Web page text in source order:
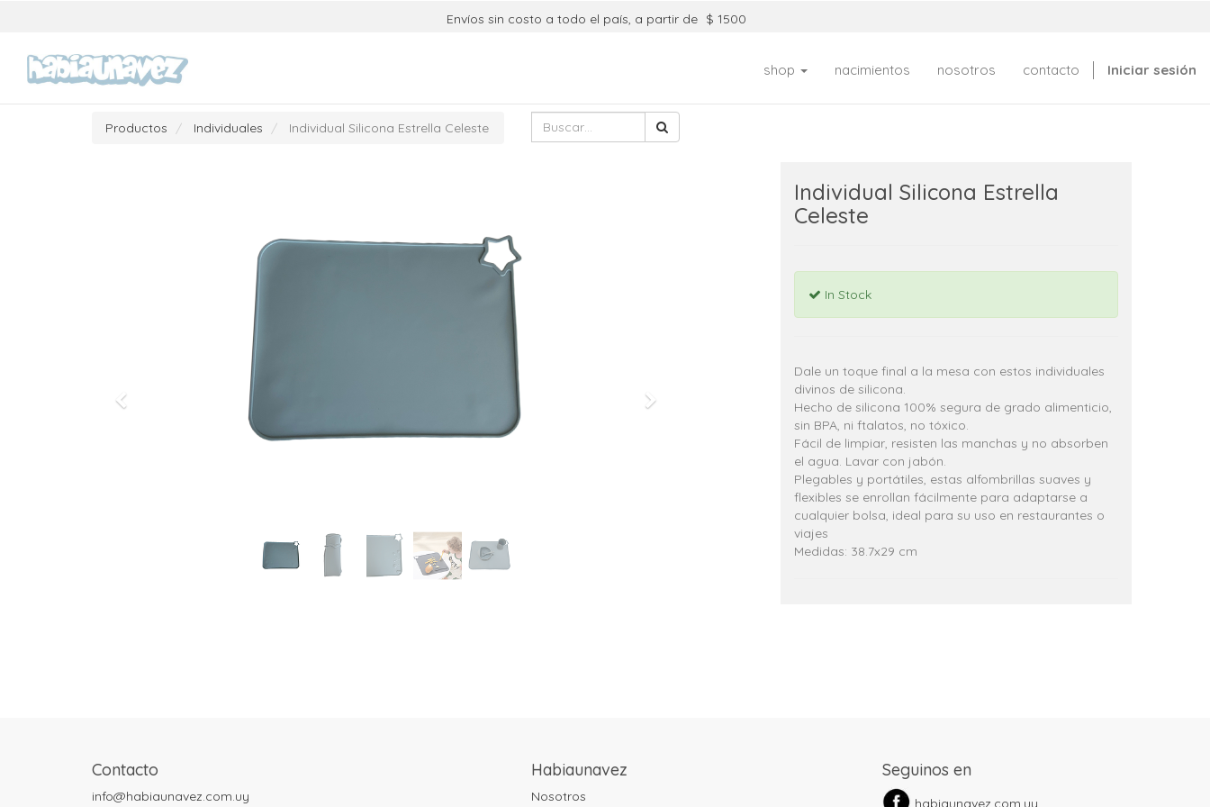
Envíos sin costo a todo el país, a partir de $ 1500
shop nacimientos nosotros contacto Iniciar sesión
Productos Individuales Individual Silicona Estrella Celeste
Next
Individual Silicona Estrella
Celeste
In Stock
Dale un toque final a la mesa con estos individuales
divinos de silicona.
Hecho de silicona 100% segura de grado alimenticio,
sin BPA, ni ftalatos, no tóxico.
Fácil de limpiar, resisten las manchas y no absorben
el agua. Lavar con jabón.
Plegables y portátiles, estas alfombrillas suaves y
flexibles se enrollan fácilmente para adaptarse a
cualquier bolsa, ideal para su uso en restaurantes o
viajes
Medidas: 38.7x29 cm
Contacto
info@habiaunavez.com.uy
Habiaunavez
Nosotros
Seguinos en
habiaunavez.com.uy